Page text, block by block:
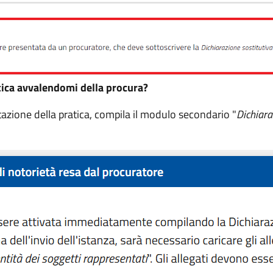
avvalendomi della procura?
della pratica, compila il modulo secondario "